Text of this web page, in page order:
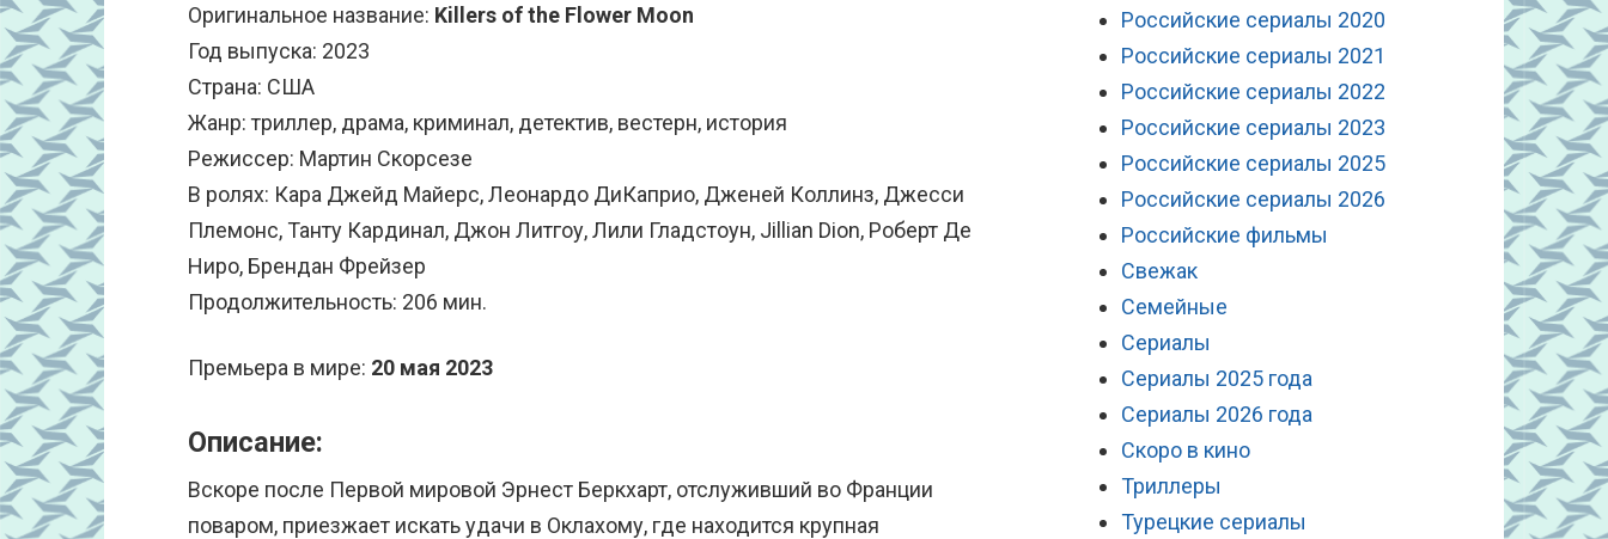
Оригинальное название: Killers of the Flower Moon
Год выпуска: 2023
Страна: США
Жанр: триллер, драма, криминал, детектив, вестерн, история
Режиссер: Мартин Скорсезе
В ролях: Кара Джейд Майерс, Леонардо ДиКаприо, Дженей Коллинз, Джесси
Племонс, Танту Кардинал, Джон Литгоу, Лили Гладстоун, Jillian Dion, Роберт Де
Ниро, Брендан Фрейзер
Продолжительность: 206 мин.
Премьера в мире: 20 мая 2023
Описание:
Вскоре после Первой мировой Эрнест Беркхарт, отслуживший во Франции
поваром, приезжает искать удачи в Оклахому, где находится крупная
Российские сериалы 2020
Российские сериалы 2021
Российские сериалы 2022
Российские сериалы 2023
Российские сериалы 2025
Российские сериалы 2026
Российские фильмы
Свежак
Семейные
Сериалы
Сериалы 2025 года
Сериалы 2026 года
Скоро в кино
Триллеры
Турецкие сериалы